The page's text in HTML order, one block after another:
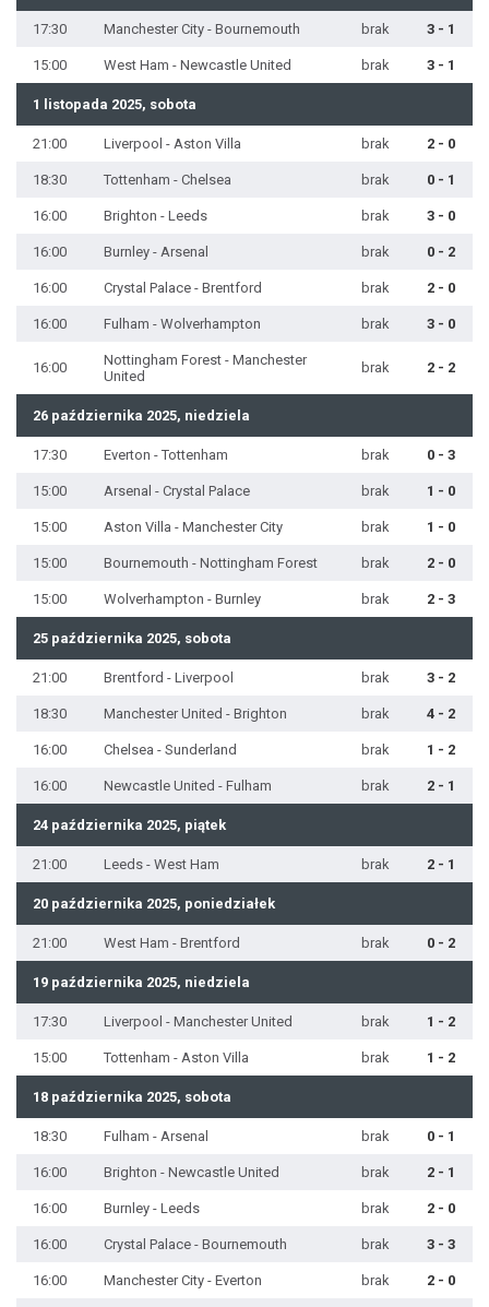
17:30 Manchester City - Bournemouth brak 3 - 1
15:00 West Ham - Newcastle United brak 3 - 1
1 listopada 2025, sobota
21:00 Liverpool - Aston Villa brak 2 - 0
18:30 Tottenham - Chelsea brak 0 - 1
16:00 Brighton - Leeds brak 3 - 0
16:00 Burnley - Arsenal brak 0 - 2
16:00 Crystal Palace - Brentford brak 2 - 0
16:00 Fulham - Wolverhampton brak 3 - 0
16:00
Nottingham Forest - Manchester
United
brak 2 - 2
26 października 2025, niedziela
17:30 Everton - Tottenham brak 0 - 3
15:00 Arsenal - Crystal Palace brak 1 - 0
15:00 Aston Villa - Manchester City brak 1 - 0
15:00 Bournemouth - Nottingham Forest brak 2 - 0
15:00 Wolverhampton - Burnley brak 2 - 3
25 października 2025, sobota
21:00 Brentford - Liverpool brak 3 - 2
18:30 Manchester United - Brighton brak 4 - 2
16:00 Chelsea - Sunderland brak 1 - 2
16:00 Newcastle United - Fulham brak 2 - 1
24 października 2025, piątek
21:00 Leeds - West Ham brak 2 - 1
20 października 2025, poniedziałek
21:00 West Ham - Brentford brak 0 - 2
19 października 2025, niedziela
17:30 Liverpool - Manchester United brak 1 - 2
15:00 Tottenham - Aston Villa brak 1 - 2
18 października 2025, sobota
18:30 Fulham - Arsenal brak 0 - 1
16:00 Brighton - Newcastle United brak 2 - 1
16:00 Burnley - Leeds brak 2 - 0
16:00 Crystal Palace - Bournemouth brak 3 - 3
16:00 Manchester City - Everton brak 2 - 0